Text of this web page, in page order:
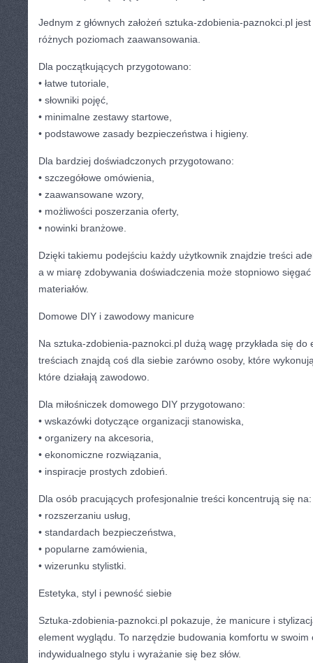
Jednym z głównych założeń sztuka-zdobienia-paznokci.pl
różnych poziomach zaawansowania.
Dla początkujących przygotowano:
• łatwe tutoriale,
• słowniki pojęć,
• minimalne zestawy startowe,
• podstawowe zasady bezpieczeństwa i higieny.
Dla bardziej doświadczonych przygotowano:
• szczegółowe omówienia,
• zaawansowane wzory,
• możliwości poszerzania oferty,
• nowinki branżowe.
Dzięki takiemu podejściu każdy użytkownik znajdzie treści
a w miarę zdobywania doświadczenia może stopniowo sięgać
materiałów.
Domowe DIY i zawodowy manicure
Na sztuka-zdobienia-paznokci.pl dużą wagę przykłada się do
treściach znajdą coś dla siebie zarówno osoby, które
które działają zawodowo.
Dla miłośniczek domowego DIY przygotowano:
• wskazówki dotyczące organizacji stanowiska,
• organizery na akcesoria,
• ekonomiczne rozwiązania,
• inspiracje prostych zdobień.
Dla osób pracujących profesjonalnie treści koncentrują się na:
• rozszerzaniu usług,
• standardach bezpieczeństwa,
• popularne zamówienia,
• wizerunku stylistki.
Estetyka, styl i pewność siebie
Sztuka-zdobienia-paznokci.pl pokazuje, że manicure i
element wyglądu. To narzędzie budowania komfortu w
indywidualnego stylu i wyrażanie się bez słów.